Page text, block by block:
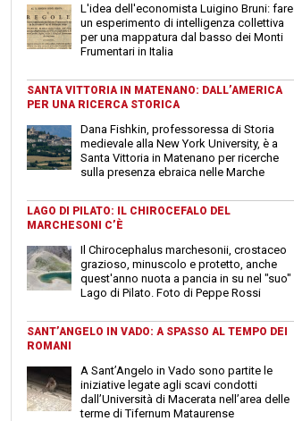
L'idea dell'economista Luigino Bruni: fare
un esperimento di intelligenza collettiva
per una mappatura dal basso dei Monti
Frumentari in Italia
SANTA VITTORIA IN MATENANO: DALL’AMERICA
PER UNA RICERCA STORICA
Dana Fishkin, professoressa di Storia
medievale alla New York University, è a
Santa Vittoria in Matenano per ricerche
sulla presenza ebraica nelle Marche
LAGO DI PILATO: IL CHIROCEFALO DEL
MARCHESONI C’È
Il Chirocephalus marchesonii, crostaceo
grazioso, minuscolo e protetto, anche
quest'anno nuota a pancia in su nel "suo"
Lago di Pilato. Foto di Peppe Rossi
SANT’ANGELO IN VADO: A SPASSO AL TEMPO DEI
ROMANI
A Sant’Angelo in Vado sono partite le
iniziative legate agli scavi condotti
dall’Università di Macerata nell’area delle
terme di Tifernum Mataurense